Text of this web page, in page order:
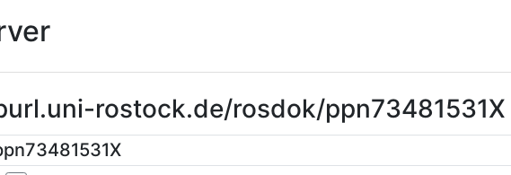
rostock.de/rosdok/ppn73481531X